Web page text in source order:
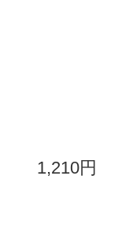
1,210円